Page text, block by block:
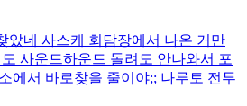
았네 사스케 회담장에서 나온 거만
사운드하운드 돌려도 안나와서 포
에서 바로찾을 줄이야;; 나루토 전투